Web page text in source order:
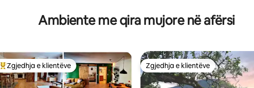
Ambiente me qira mujore në afërsi
Më të mirat e zgjedhjeve të klientëve
Zgjedhja e klientëve Zgjedhja e klientëve
Zgjedhja e klientëve